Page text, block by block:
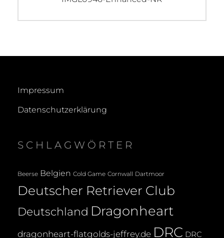
Impressum
Datenschutzerklärung
SCHLAGWÖRTER
Beerse Belgien Cold Game Cornwall Dartmoor
Deutscher Retriever Club
Deutschland Dragonheart
dragonheart-flatgolds-jeffrey.de DRC DRC